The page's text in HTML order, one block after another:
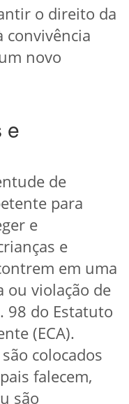
o direito da
convivência
novo
e
de
para
e
e
em uma
ou violação de
98 do Estatuto
(ECA).
colocados
falecem,
são